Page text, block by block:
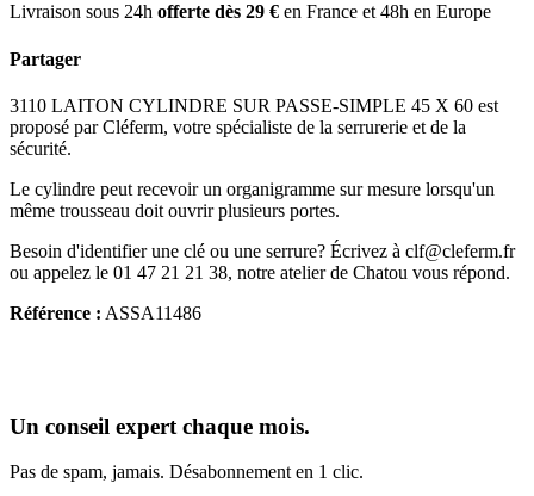
Livraison sous 24h offerte dès 29 € en France et 48h en Europe
Partager
3110 LAITON CYLINDRE SUR PASSE-SIMPLE 45 X 60 est
proposé par Cléferm, votre spécialiste de la serrurerie et de la
sécurité.
Le cylindre peut recevoir un organigramme sur mesure lorsqu'un
même trousseau doit ouvrir plusieurs portes.
Besoin d'identifier une clé ou une serrure? Écrivez à clf@cleferm.fr
ou appelez le 01 47 21 21 38, notre atelier de Chatou vous répond.
Référence : ASSA11486
Un conseil expert chaque mois.
Pas de spam, jamais. Désabonnement en 1 clic.